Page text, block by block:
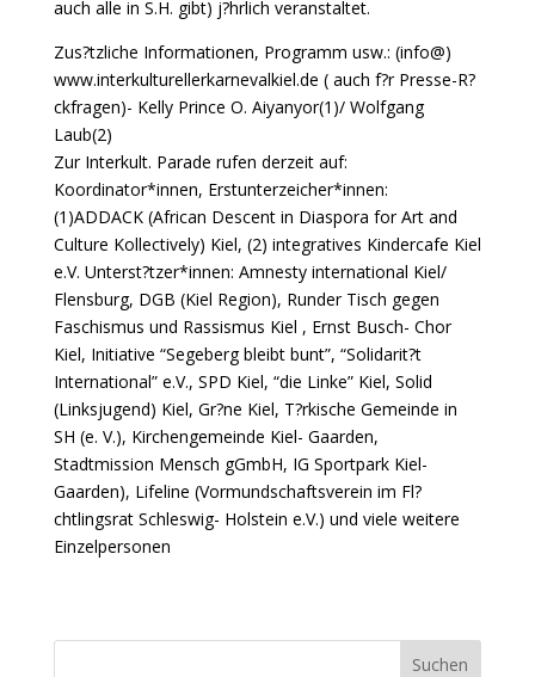
auch alle in S.H. gibt) j?hrlich veranstaltet.
Zus?tzliche Informationen, Programm usw.: (info@)
www.interkulturellerkarnevalkiel.de ( auch f?r Presse-R?
ckfragen)- Kelly Prince O. Aiyanyor(1)/ Wolfgang
Laub(2)
Zur Interkult. Parade rufen derzeit auf:
Koordinator*innen, Erstunterzeicher*innen:
(1)ADDACK (African Descent in Diaspora for Art and
Culture Kollectively) Kiel, (2) integratives Kindercafe Kiel
e.V. Unterst?tzer*innen: Amnesty international Kiel/
Flensburg, DGB (Kiel Region), Runder Tisch gegen
Faschismus und Rassismus Kiel , Ernst Busch- Chor
Kiel, Initiative “Segeberg bleibt bunt”, “Solidarit?t
International” e.V., SPD Kiel, “die Linke” Kiel, Solid
(Linksjugend) Kiel, Gr?ne Kiel, T?rkische Gemeinde in
SH (e. V.), Kirchengemeinde Kiel- Gaarden,
Stadtmission Mensch gGmbH, IG Sportpark Kiel-
Gaarden), Lifeline (Vormundschaftsverein im Fl?
chtlingsrat Schleswig- Holstein e.V.) und viele weitere
Einzelpersonen
Suchen